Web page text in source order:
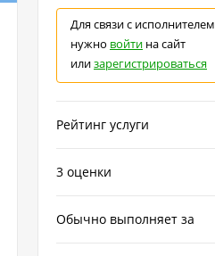
Для связи с исполнителем
нужно войти на сайт
илизарегистрироваться
Рейтинг услуги
3 оценки
Обычно выполняет за